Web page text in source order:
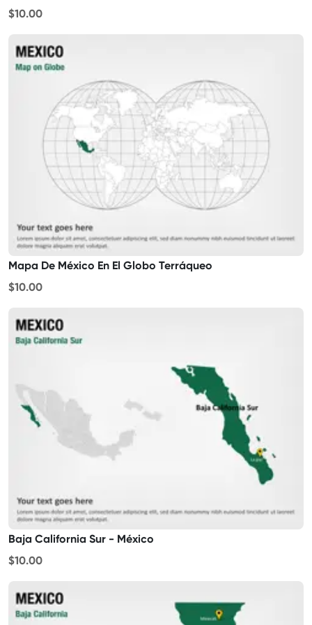
$10.00
Mapa De México En El Globo Terráqueo
$10.00
Baja California Sur - México
$10.00